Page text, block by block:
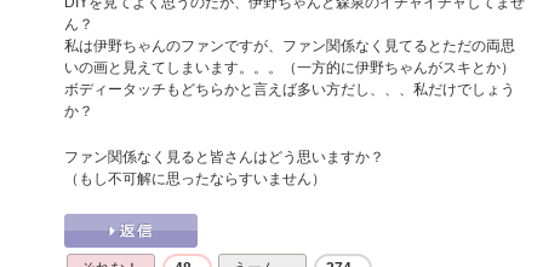
ん？
私は伊野ちゃんのファンですが、ファン関係なく見てるとただの両思
いの画と見えてしまいます。。。（一方的に伊野ちゃんがスキとか）
ボディータッチもどちらかと言えば多い方だし、、、私だけでしょう
か？
ファン関係なく見ると皆さんはどう思いますか？
（もし不可解に思ったならすいません）